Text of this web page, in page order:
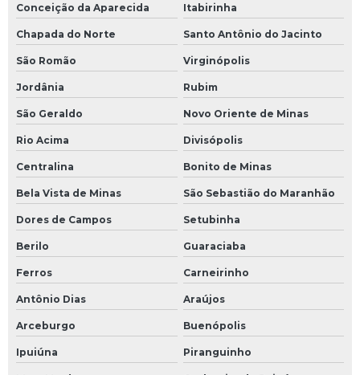
Conceição da Aparecida Itabirinha
Chapada do Norte Santo Antônio do Jacinto
São Romão Virginópolis
Jordânia Rubim
São Geraldo Novo Oriente de Minas
Rio Acima Divisópolis
Centralina Bonito de Minas
Bela Vista de Minas São Sebastião do Maranhão
Dores de Campos Setubinha
Berilo Guaraciaba
Ferros Carneirinho
Antônio Dias Araújos
Arceburgo Buenópolis
Ipuiúna Piranguinho